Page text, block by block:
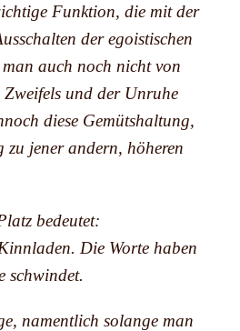
Funktion, die mit der
der egoistischen
auch noch nicht von
Zweifels und der Unruhe
diese Gemütshaltung,
zu jener andern, höheren
bedeutet:
Die Worte haben
schwindet.
namentlich solange man